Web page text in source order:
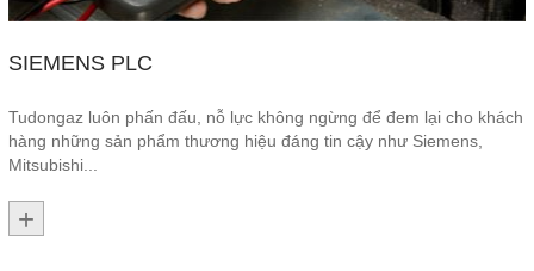
SIEMENS PLC
Tudongaz luôn phấn đấu, nỗ lực không ngừng để đem lại cho khách
hàng những sản phẩm thương hiệu đáng tin cậy như Siemens,
Mitsubishi...